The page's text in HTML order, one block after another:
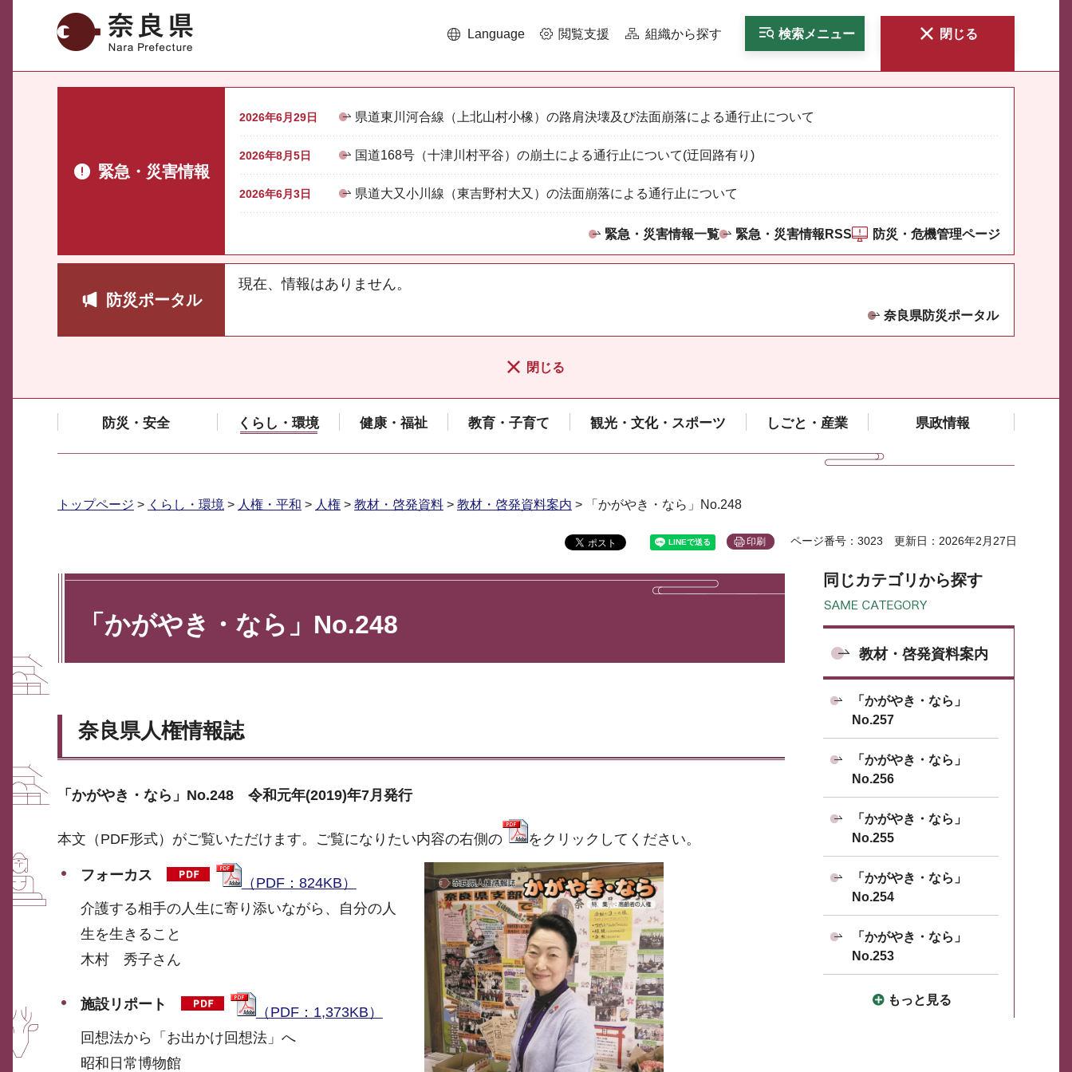
奈良県 Language 閲覧支援 組織から探す 検索メニュー 閉じる
緊急・災害情報
2026年6月29日 県道東川河合線（上北山村小橡）の路肩決壊及び法面崩落による通行止について
2026年8月5日 国道168号（十津川村平谷）の崩土による通行止について(迂回路有り)
2026年6月3日 県道大又小川線（東吉野村大又）の法面崩落による通行止について
緊急・災害情報一覧 緊急・災害情報RSS 防災・危機管理ページ
防災ポータル
現在、情報はありません。
奈良県防災ポータル
閉じる
防災・安全 くらし・環境 健康・福祉 教育・子育て 観光・文化・スポーツ しごと・産業 県政情報
トップページ > くらし・環境 > 人権・平和 > 人権 > 教材・啓発資料 > 教材・啓発資料案内 > 「かがやき・なら」No.248
印刷 ページ番号：3023 更新日：2026年2月27日
「かがやき・なら」No.248
奈良県人権情報誌
「かがやき・なら」No.248 令和元年(2019)年7月発行
本文（PDF形式）がご覧いただけます。ご覧になりたい内容の右側の をクリックしてください。
フォーカス
（PDF：824KB）
介護する相手の人生に寄り添いながら、自分の人
生を生きること
木村 秀子さん
施設リポート
（PDF：1,373KB）
回想法から「お出かけ回想法」へ
昭和日常博物館
同じカテゴリから探す
教材・啓発資料案内
「かがやき・なら」
No.257
「かがやき・なら」
No.256
「かがやき・なら」
No.255
「かがやき・なら」
No.254
「かがやき・なら」
No.253
もっと見る